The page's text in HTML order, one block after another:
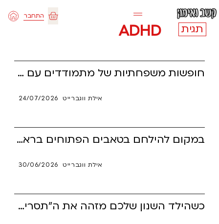
דילוג
לתוכן
עגלת
התחבר
תגית ADHD
חופשות משפחתיות של מתמודדים עם ADHD מתחילות לעיתים באופוריה ובהיפר-פוקוס של תכנון, אך מסתיימות בנחיתה כואבת, בתחושת פירוד ובחיכוכים. הקריסה הרגשית נובעת מסיבות נוירולוגיות: צניחה פתאומית ברמות הדופמין, אשליית "הדף החדש", ועיוורון לרצף שגורם למוח להתמקד רק במתח של סוף הטיול. בעזרת הבנה חומלת וכלים מעשיים – כמו ימי אוורור נפרדים, טקסי חזרה מבוקרים ומינוי "קצין חמלה" – ניתן להפוך את המעבר ממוקש משפחתי למנוף של חיבור והנהגה.
אילת ווגברייט 24/07/2026
במקום להילחם בטאבים הפתוחים בראש, גלו למה הפיזור הקשבי הוא היתרון המנצח שלכם בעולם החדש. מהפכת ה-AI לוקחת על עצמה את המטלות המונוטוניות ומפנה מקום לחשיבה גנרליסטית, רחבה ופורצת דרך. הגיע הזמן להפסיק לשלם את מס התפקוד הניהולי, לקחת את המושכות ולהתחיל להנהיג את האנרגיה שלכם.
אילת ווגברייט 30/06/2026
כשהילד השנון שלכם מזהה את ה"תסריט" מהנחיית ההורים ושואל מי אמר לכם להגיד את זה, הוא לא מנסה להציק – הוא בודק אם אתם אמיתיים. עבור ילדים עם הפרעת קשב (ADHD), כנות מוחלטת היא המעקף הנוירולוגי הישיר אל הלב, וההודאה ש"הלכנו ללמוד בשבילך" בונה אצלם ביטחון עצמי קיומי. קראו כיצד להפוך את הרגע המביך ביותר ביום למנוף עוצמתי של סמכות, ענווה הורית ואמון עמוק ששום כלי מלאכותי או רובוטי לא יצליח להחליף.